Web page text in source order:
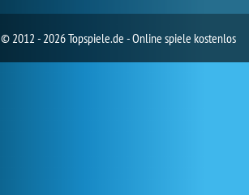
© 2012 - 2026 Topspiele.de - Online spiele kostenlos